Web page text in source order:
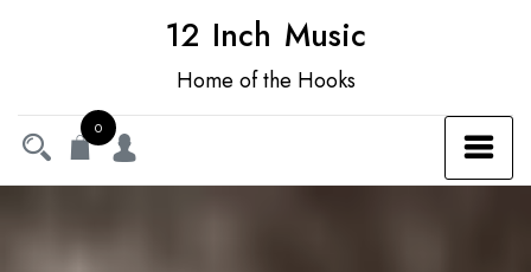
12 Inch Music
Home of the Hooks
0